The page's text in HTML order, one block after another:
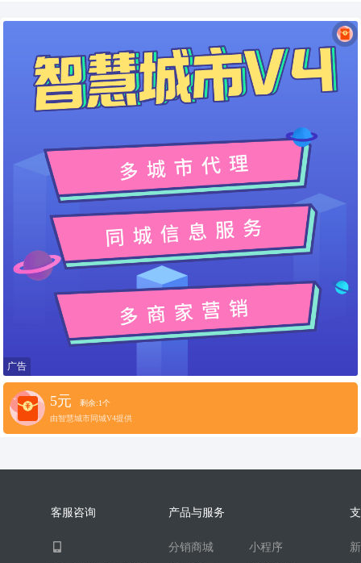
广告
5元
剩余:1个
由智慧城市同城V4提供
客服咨询 产品与服务
分销商城
小程序